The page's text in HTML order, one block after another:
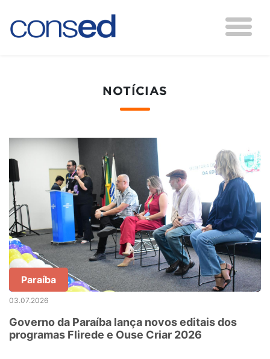
NOTÍCIAS
Paraíba
03.07.2026
Governo da Paraíba lança novos editais dos
programas Flirede e Ouse Criar 2026